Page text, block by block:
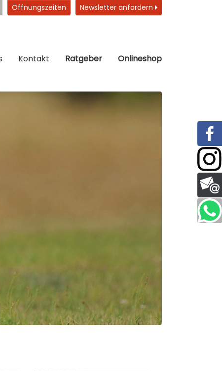
Öffnungszeiten Newsletter anfordern
Kontakt Ratgeber Onlineshop